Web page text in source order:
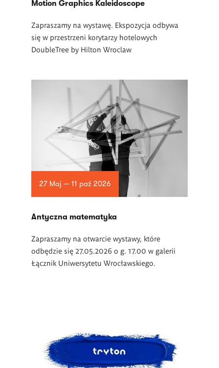
Motion Graphics Kaleidoscope
Zapraszamy na wystawę. Ekspozycja odbywa
się w przestrzeni korytarzy hotelowych
DoubleTree by Hilton Wroclaw
27 Maj — 11 paź 2026
Antyczna matematyka
Zapraszamy na otwarcie wystawy, które
odbędzie się 27.05.2026 o g. 17.00 w galerii
Łącznik Uniwersytetu Wrocławskiego.